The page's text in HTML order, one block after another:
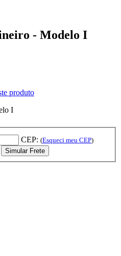
- Modelo I
produto
I
CEP: (Esqueci meu CEP)
Simular Frete